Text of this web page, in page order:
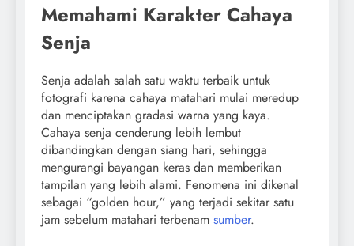
Memahami Karakter Cahaya
Senja
Senja adalah salah satu waktu terbaik untuk
fotografi karena cahaya matahari mulai meredup
dan menciptakan gradasi warna yang kaya.
Cahaya senja cenderung lebih lembut
dibandingkan dengan siang hari, sehingga
mengurangi bayangan keras dan memberikan
tampilan yang lebih alami. Fenomena ini dikenal
sebagai “golden hour,” yang terjadi sekitar satu
jam sebelum matahari terbenam sumber.